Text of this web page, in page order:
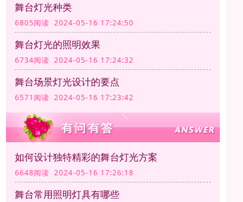
舞台灯光种类
6805阅读 2024-05-16 17:24:50
舞台灯光的照明效果
6734阅读 2024-05-16 17:24:32
舞台场景灯光设计的要点
6571阅读 2024-05-16 17:23:42
如何设计独特精彩的舞台灯光方案
6648阅读 2024-05-16 17:26:18
舞台常用照明灯具有哪些